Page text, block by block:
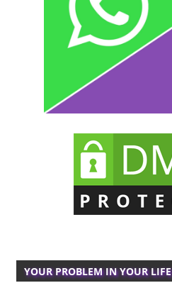
YOUR PROBLEM IN YOUR LIFE